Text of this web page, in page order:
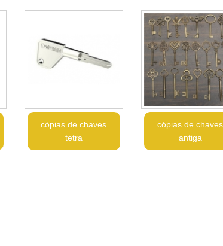
cópias de chaves
tetra
cópias de chaves
antiga